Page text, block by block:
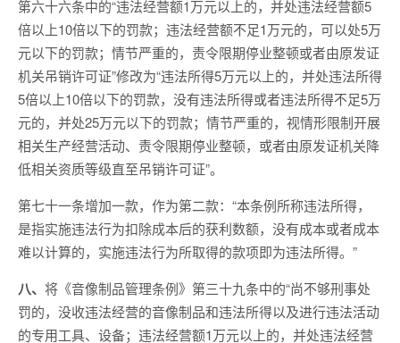
第六十六条中的“违法经营额1万元以上的，并处违法经营额5
倍以上10倍以下的罚款；违法经营额不足1万元的，可以处5万
元以下的罚款；情节严重的，责令限期停业整顿或者由原发证
机关吊销许可证”修改为“违法所得5万元以上的，并处违法所得
5倍以上10倍以下的罚款，没有违法所得或者违法所得不足5万
元的，并处25万元以下的罚款；情节严重的，视情形限制开展
相关生产经营活动、责令限期停业整顿，或者由原发证机关降
低相关资质等级直至吊销许可证”。
第七十一条增加一款，作为第二款：“本条例所称违法所得，
是指实施违法行为扣除成本后的获利数额，没有成本或者成本
难以计算的，实施违法行为所取得的款项即为违法所得。”
八、 将《音像制品管理条例》第三十九条中的“尚不够刑事处
罚的，没收违法经营的音像制品和违法所得以及进行违法活动
的专用工具、设备；违法经营额1万元以上的，并处违法经营